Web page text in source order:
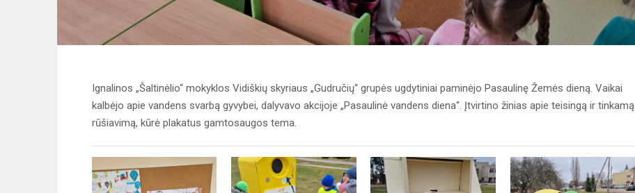
Ignalinos „Šaltinėlio“ mokyklos Vidiškių skyriaus „Gudručių“ grupės ugdytiniai paminėjo Pasaulinę Žemės dieną. Vaikai
kalbėjo apie vandens svarbą gyvybei, dalyvavo akcijoje „Pasaulinė vandens diena“. Įtvirtino žinias apie teisingą ir tinkamą
rūšiavimą, kūrė plakatus gamtosaugos tema.